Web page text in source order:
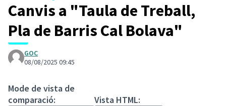
Canvis a "Taula de Treball,
Pla de Barris Cal Bolava"
GOC
08/08/2025 09:45
Mode de vista de
comparació:
Vista HTML: